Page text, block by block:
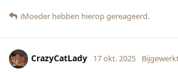
iMoeder hebben hierop gereageerd.
CrazyCatLady 17 okt. 2025